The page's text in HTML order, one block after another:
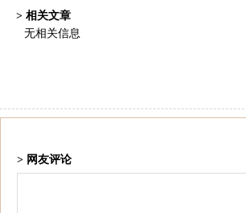
> 相关文章
无相关信息
> 网友评论